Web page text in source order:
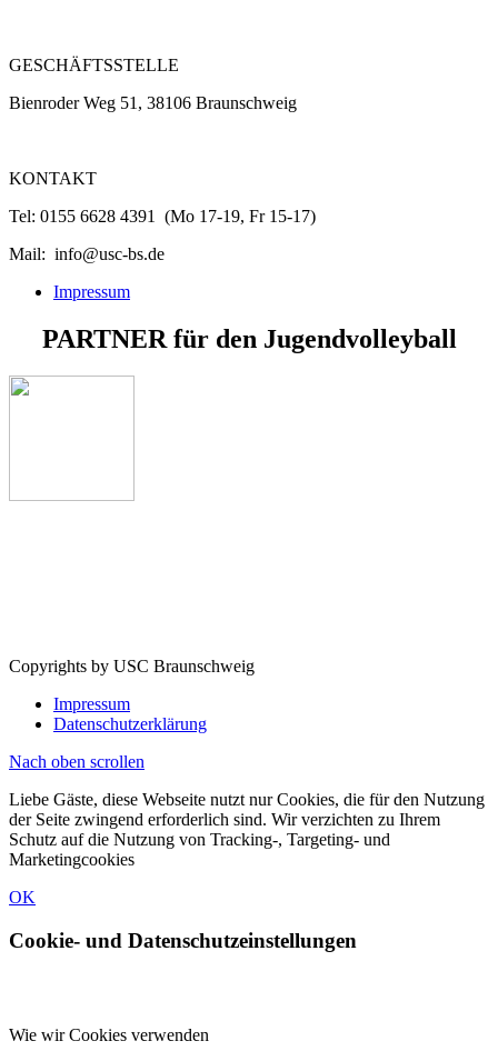
GESCHÄFTSSTELLE
Bienroder Weg 51, 38106 Braunschweig
KONTAKT
Tel: 0155 6628 4391 (Mo 17-19, Fr 15-17)
Mail: info@usc-bs.de
Impressum
PARTNER für den Jugendvolleyball
Copyrights by USC Braunschweig
Impressum
Datenschutzerklärung
Nach oben scrollen
Liebe Gäste, diese Webseite nutzt nur Cookies, die für den Nutzung
der Seite zwingend erforderlich sind. Wir verzichten zu Ihrem
Schutz auf die Nutzung von Tracking-, Targeting- und
Marketingcookies
OK
Cookie- und Datenschutzeinstellungen
Wie wir Cookies verwenden